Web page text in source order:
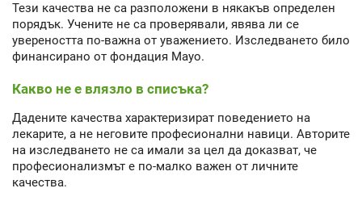
Тези качества не са разположени в някакъв определен
порядък. Учените не са проверявали, явява ли се
увереността по-важна от уважението. Изследването било
финансирано от фондация Mayo.
Какво не е влязло в списъка?
Дадените качества характеризират поведението на
лекарите, а не неговите професионални навици. Авторите
на изследването не са имали за цел да доказват, че
професионализмът е по-малко важен от личните
качества.